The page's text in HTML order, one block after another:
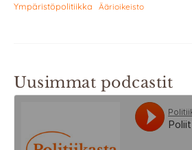
Ympäristöpolitiikka Äärioikeisto
Uusimmat podcastit